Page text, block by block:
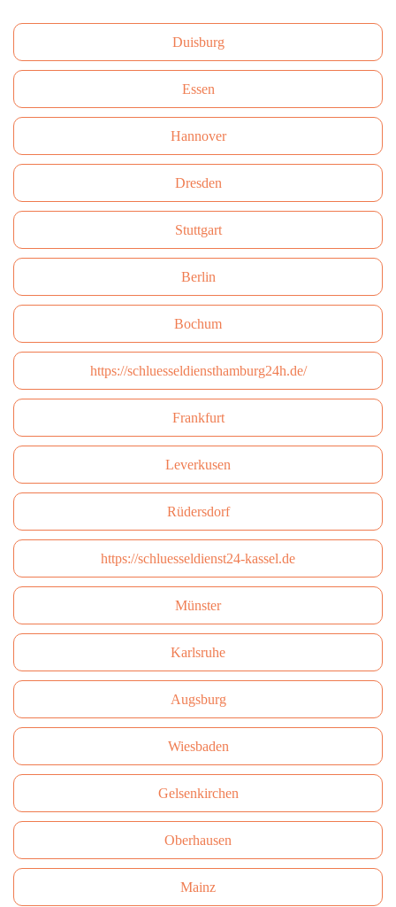
Duisburg
Essen
Hannover
Dresden
Stuttgart
Berlin
Bochum
https://schluesseldiensthamburg24h.de/
Frankfurt
Leverkusen
Rüdersdorf
https://schluesseldienst24-kassel.de
Münster
Karlsruhe
Augsburg
Wiesbaden
Gelsenkirchen
Oberhausen
Mainz